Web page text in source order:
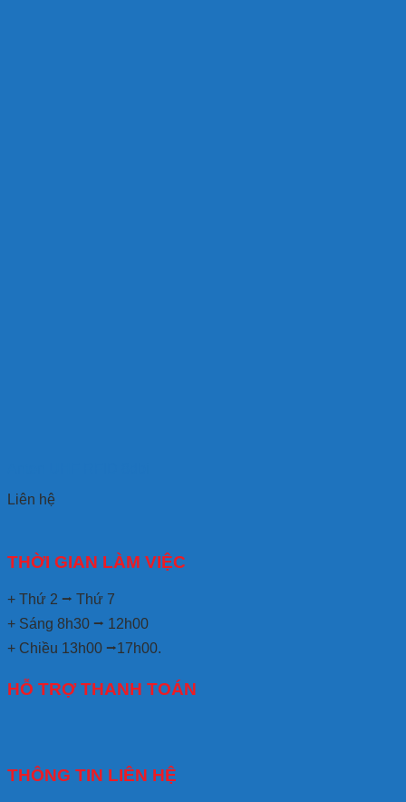
Liên hệ
THỜI GIAN LÀM VIỆC
+ Thứ 2 ⭢ Thứ 7
+ Sáng 8h30 ⭢ 12h00
+ Chiều 13h00 ⭢17h00.
HỖ TRỢ THANH TOÁN
THÔNG TIN LIÊN HỆ